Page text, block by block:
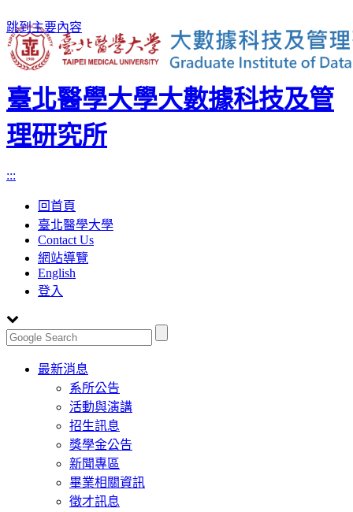
跳到主要內容
臺北醫學大學大數據科技及管
理研究所
:::
回首頁
臺北醫學大學
Contact Us
網站導覽
English
登入
Toggle
navigation
最新消息
系所公告
活動與演講
招生訊息
獎學金公告
新聞專區
畢業相關資訊
徵才訊息